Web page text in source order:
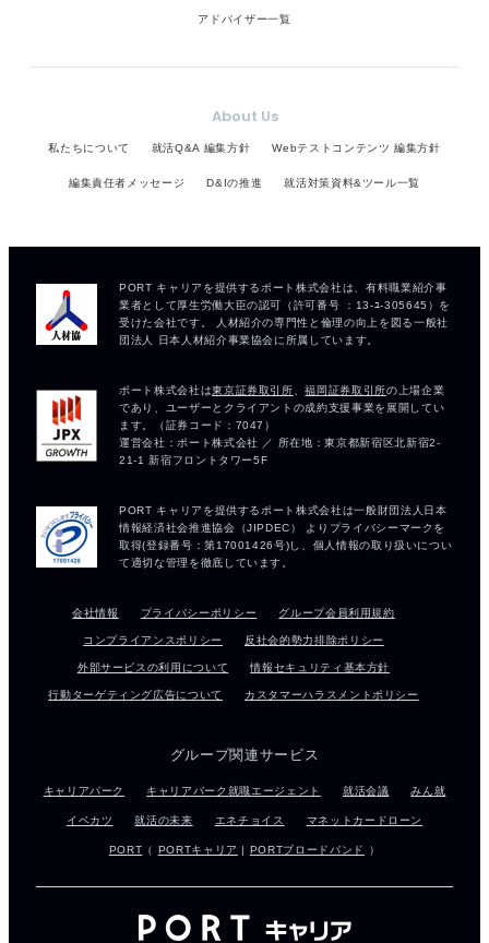
アドバイザー一覧
About Us
私たちについて 就活Q&A 編集方針 Webテストコンテンツ 編集方針
編集責任者メッセージ D&Iの推進 就活対策資料&ツール一覧
会社情報 プライバシーポリシー グループ会員利用規約
コンプライアンスポリシー 反社会的勢力排除ポリシー
外部サービスの利用について 情報セキュリティ基本方針
行動ターゲティング広告について カスタマーハラスメントポリシー